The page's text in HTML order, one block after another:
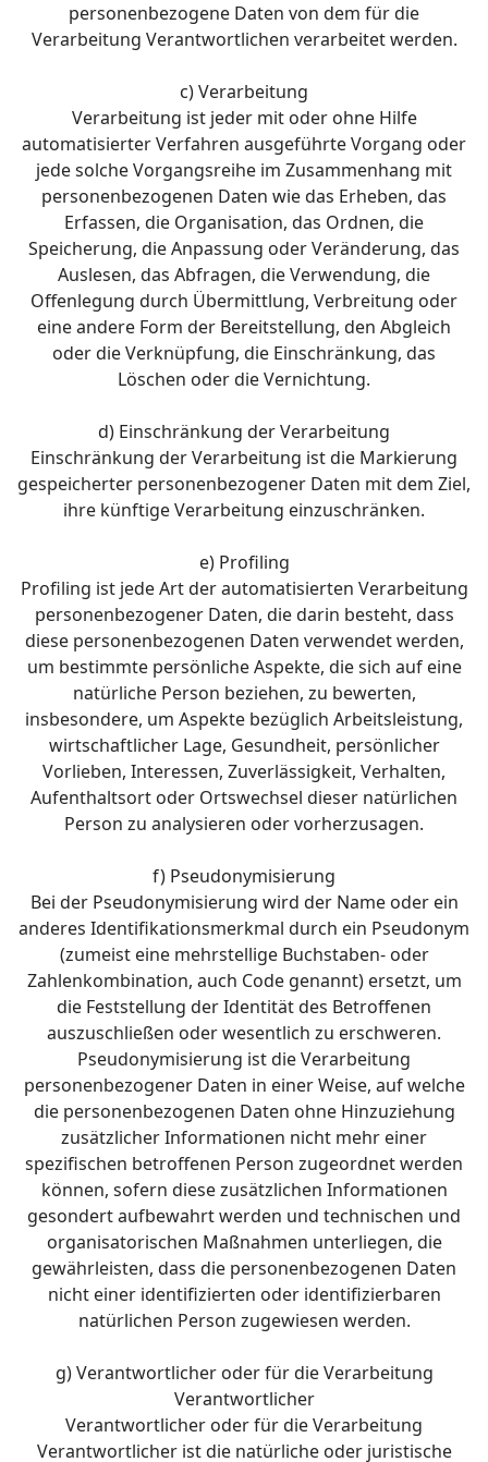
personenbezogene Daten von dem für die
Verarbeitung Verantwortlichen verarbeitet werden.
c) Verarbeitung
Verarbeitung ist jeder mit oder ohne Hilfe
automatisierter Verfahren ausgeführte Vorgang oder
jede solche Vorgangsreihe im Zusammenhang mit
personenbezogenen Daten wie das Erheben, das
Erfassen, die Organisation, das Ordnen, die
Speicherung, die Anpassung oder Veränderung, das
Auslesen, das Abfragen, die Verwendung, die
Offenlegung durch Übermittlung, Verbreitung oder
eine andere Form der Bereitstellung, den Abgleich
oder die Verknüpfung, die Einschränkung, das
Löschen oder die Vernichtung.
d) Einschränkung der Verarbeitung
Einschränkung der Verarbeitung ist die Markierung
gespeicherter personenbezogener Daten mit dem Ziel,
ihre künftige Verarbeitung einzuschränken.
e) Profiling
Profiling ist jede Art der automatisierten Verarbeitung
personenbezogener Daten, die darin besteht, dass
diese personenbezogenen Daten verwendet werden,
um bestimmte persönliche Aspekte, die sich auf eine
natürliche Person beziehen, zu bewerten,
insbesondere, um Aspekte bezüglich Arbeitsleistung,
wirtschaftlicher Lage, Gesundheit, persönlicher
Vorlieben, Interessen, Zuverlässigkeit, Verhalten,
Aufenthaltsort oder Ortswechsel dieser natürlichen
Person zu analysieren oder vorherzusagen.
f) Pseudonymisierung
Bei der Pseudonymisierung wird der Name oder ein
anderes Identifikationsmerkmal durch ein Pseudonym
(zumeist eine mehrstellige Buchstaben- oder
Zahlenkombination, auch Code genannt) ersetzt, um
die Feststellung der Identität des Betroffenen
auszuschließen oder wesentlich zu erschweren.
Pseudonymisierung ist die Verarbeitung
personenbezogener Daten in einer Weise, auf welche
die personenbezogenen Daten ohne Hinzuziehung
zusätzlicher Informationen nicht mehr einer
spezifischen betroffenen Person zugeordnet werden
können, sofern diese zusätzlichen Informationen
gesondert aufbewahrt werden und technischen und
organisatorischen Maßnahmen unterliegen, die
gewährleisten, dass die personenbezogenen Daten
nicht einer identifizierten oder identifizierbaren
natürlichen Person zugewiesen werden.
g) Verantwortlicher oder für die Verarbeitung
Verantwortlicher
Verantwortlicher oder für die Verarbeitung
Verantwortlicher ist die natürliche oder juristische